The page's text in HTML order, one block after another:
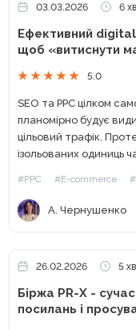
03.03.2026 6 хв
Ефективний
щоб «витиснути
5.0
SEO та PPC цілком
планомірно будує
цільовий трафік.
ізольованих одиниць
#PPC #E-commerce
А. Чернушенко
26.02.2026 5 хв
Біржа PR-X -
посилань і